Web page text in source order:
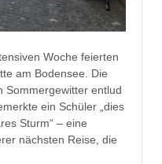
Woche feierten
am Bodensee. Die
Sommergewitter entlud
ein Schüler „dies
Sturm“ – eine
nächsten Reise, die